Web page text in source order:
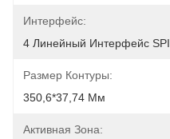
Интерфейс:
4 Линейный Интерфейс SPI
Размер Контуры:
350,6*37,74 Мм
Активная Зона: